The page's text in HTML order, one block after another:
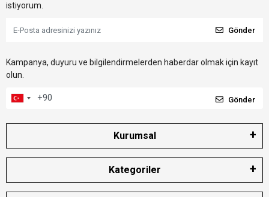
istiyorum.
Gönder
Kampanya, duyuru ve bilgilendirmelerden haberdar olmak için kayıt
olun.
Gönder
Kurumsal
Kategoriler